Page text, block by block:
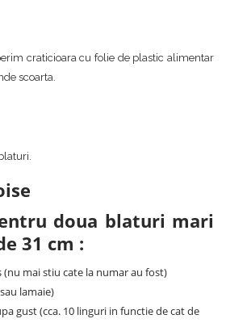
craticioara cu folie de plastic alimentar
scoarta.
doua blaturi mari
31 cm :
(nu mai stiu cate la numar au fost)
lamaie)
gust (cca. 10 linguri in functie de cat de